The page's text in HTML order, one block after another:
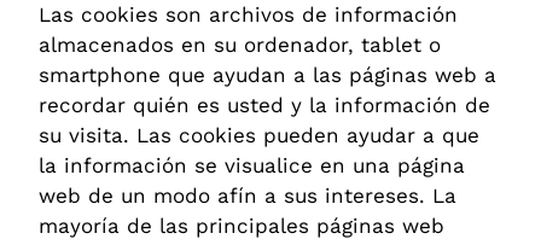
Las cookies son archivos de información
almacenados en su ordenador, tablet o
smartphone que ayudan a las páginas web a
recordar quién es usted y la información de
su visita. Las cookies pueden ayudar a que
la información se visualice en una página
web de un modo afín a sus intereses. La
mayoría de las principales páginas web